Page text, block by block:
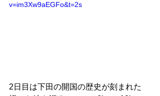
v=im3Xw9aEGFo&t=2s
2日目は下田の開国の歴史が刻まれた